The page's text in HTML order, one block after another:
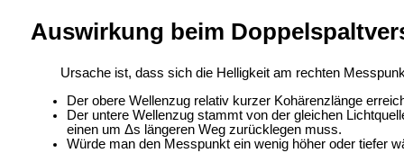
Auswirkung beim
Ursache ist, dass sich die Helligkeit am rechten
Der obere Wellenzug relativ kurzer Kohärenzlänge
Der untere Wellenzug stammt von der gleichen
einen um Δs längeren Weg zurücklegen muss.
Würde man den Messpunkt ein wenig höher oder tiefer